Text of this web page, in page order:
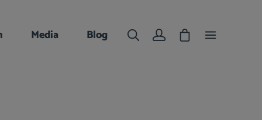
Media Blog Warenkorb